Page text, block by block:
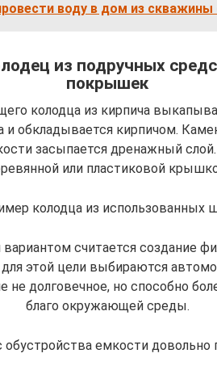
воду в дом из
из подручных
покрышек
колодца из кирпича
и обкладывается кирпичом.
засыпается дренажный
или пластиковой
колодца из использованных
считается создание
этой цели выбираются
долговечное, но способно
благо окружающей среды.
обустройства емкости довольно